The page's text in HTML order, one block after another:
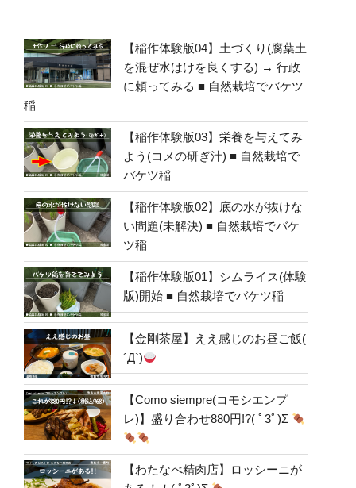
【稲作体験版04】土づくり(腐葉土
を混ぜ水はけを良くする) → 行政
に頼ってみる ■ 自然栽培でバケツ
稲
【稲作体験版03】栄養を与えてみ
よう(コメの研ぎ汁) ■ 自然栽培で
バケツ稲
【稲作体験版02】底の水が抜けな
い問題(未解決) ■ 自然栽培でバケ
ツ稲
【稲作体験版01】シムライス(体験
版)開始 ■ 自然栽培でバケツ稲
【金剛茶屋】ええ感じのお昼ご飯(
´Д`)
【Como siempre(コモシエンプ
レ)】盛り合わせ880円!?( ﾟ3ﾟ)Σ
【わたなべ精肉店】ロッシーニが